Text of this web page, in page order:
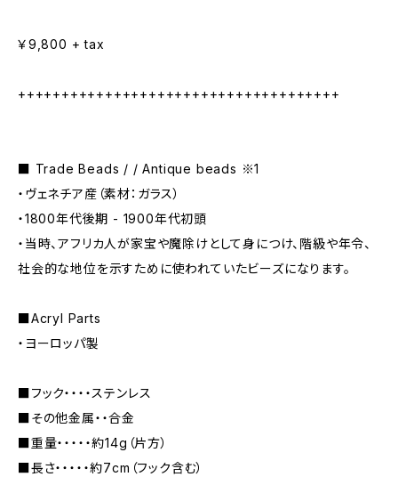
￥9,800 + tax
+++++++++++++++++++++++++++++++++++++
■ Trade Beads / / Antique beads ※1
・ヴェネチア産（素材：ガラス）
・1800年代後期 - 1900年代初頭
・当時、アフリカ人が家宝や魔除けとして身につけ、階級や年令、
社会的な地位を示すために使われていたビーズになります。
■Acryl Parts
・ヨーロッパ製
■フック・・・・ステンレス
■その他金属・・合金
■重量・・・・・約14g（片方）
■長さ・・・・・約7cm（フック含む）